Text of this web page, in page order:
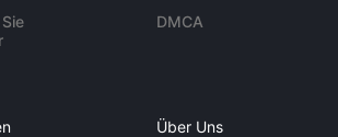
DMCA
Über Uns